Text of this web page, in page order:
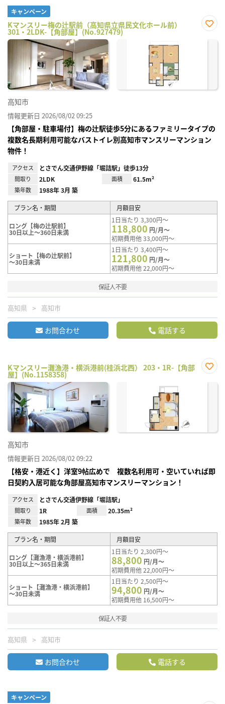
キャンペーン
Kマンスリー梅の辻駅前（高知県立県民文化ホール前）
301・2LDK-【角部屋】(No.927479)
に入
高知市
情報更新日 2026/08/02 09:25
【角部屋・駐車場付】梅の辻駅徒歩5分にあるファミリータイプの
複数名長期利用可能なバストイレ別高知市マンスリーマンション
物件！
アクセス とさでん交通伊野線「堀詰駅」徒歩13分
間取り 2LDK 面積 61.5m²
築年数 1988年 3月 築
プラン名・期間 月額目安
ロング【梅の辻駅前】
30日以上～360日未満
1日当たり 3,300円～
118,800 円/月～
初期費用他 33,000円～
ショート【梅の辻駅前】
～30日未満
1日当たり 3,400円～
121,800 円/月～
初期費用他 22,000円～
保証人不要
高知県 高知市
お問合わせ 電話する
Kマンスリー灘漁港・横浜港前(桂浜北西） 203・1R-【角部
屋】(No.1158358)
に入
高知市
情報更新日 2026/08/02 09:22
【格安・港近く】洋室9帖広めで 複数名利用可・空いていれば即
日契約入居可能な角部屋高知市マンスリーマンション！
アクセス とさでん交通伊野線「堀詰駅」
間取り 1R 面積 20.35m²
築年数 1985年 2月 築
プラン名・期間 月額目安
ロング【灘漁港・横浜港前】
30日以上～365日未満
1日当たり 2,300円～
88,800 円/月～
初期費用他 22,000円～
ショート【灘漁港・横浜港前】
～30日未満
1日当たり 2,500円～
94,800 円/月～
初期費用他 16,500円～
保証人不要
高知県 高知市
お問合わせ 電話する
キャンペーン